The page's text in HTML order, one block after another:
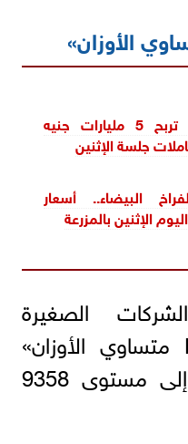
البورصة تربح 5 مليارات جنيه
جلسة الإثنين
البيضاء.. أسعار
الإثنين بالمزرعة
الصغيرة
والمتوسطة «EGX 70 متساوي الأوزان»
بنسبة 0.41% ليصل إلى مستوى 9358